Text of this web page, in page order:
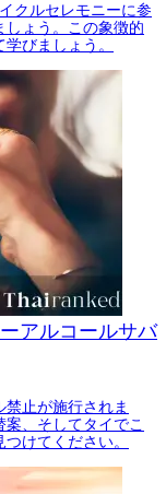
クルセレモニーに参
しょう。この象徴的
びましょう。
アルコールサバ
禁止が施行されま
、そしてタイでこ
けてください。